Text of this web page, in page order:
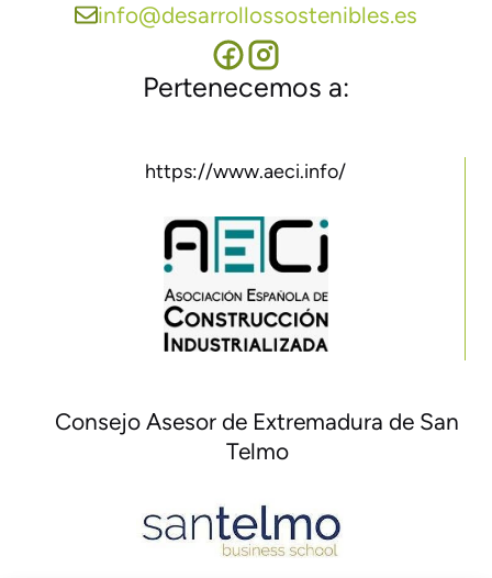
info@desarrollossostenibles.es
Pertenecemos a:
https://www.aeci.info/
Consejo Asesor de Extremadura de San
Telmo